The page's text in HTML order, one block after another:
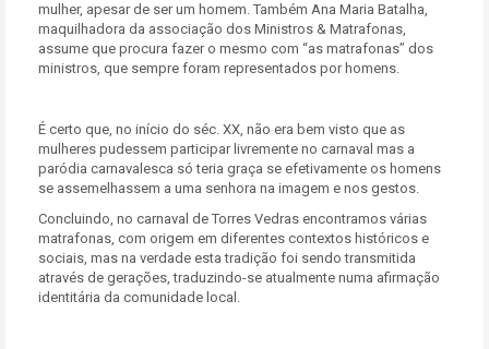
mulher, apesar de ser um homem. Também Ana Maria Batalha,
maquilhadora da associação dos Ministros & Matrafonas,
assume que procura fazer o mesmo com “as matrafonas” dos
ministros, que sempre foram representados por homens.
É certo que, no início do séc. XX, não era bem visto que as
mulheres pudessem participar livremente no carnaval mas a
paródia carnavalesca só teria graça se efetivamente os homens
se assemelhassem a uma senhora na imagem e nos gestos.
Concluindo, no carnaval de Torres Vedras encontramos várias
matrafonas, com origem em diferentes contextos históricos e
sociais, mas na verdade esta tradição foi sendo transmitida
através de gerações, traduzindo-se atualmente numa afirmação
identitária da comunidade local.